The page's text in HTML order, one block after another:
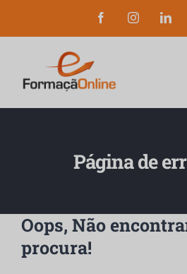
to
FacebookInstagram
Página de
Oops, Não
procura!